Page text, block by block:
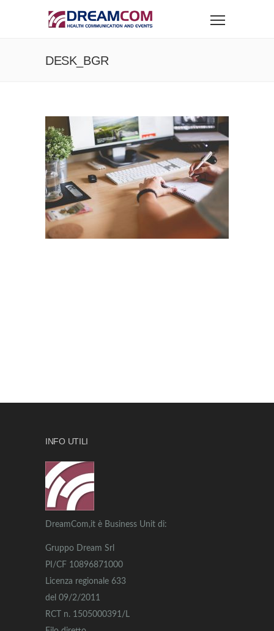
DESK_BGR
INFO UTILI
DreamCom,it è Business Unit di:
Gruppo Dream Srl
PI/CF 10896871000
Licenza regionale 633
del 09/2/2011
RCT n. 1505000391/L